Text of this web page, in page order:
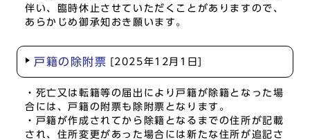
伴い、臨時休止させていただくことがありますので、
あらかじめ御承知おき願います。
戸籍の除附票 [2025年12月1日]
・死亡又は転籍等の届出により戸籍が除籍となった場
合には、戸籍の附票も除附票となります。
・戸籍が作成されてから除籍となるまでの住所が記載
され、住所変更があった場合には新たな住所が追記さ